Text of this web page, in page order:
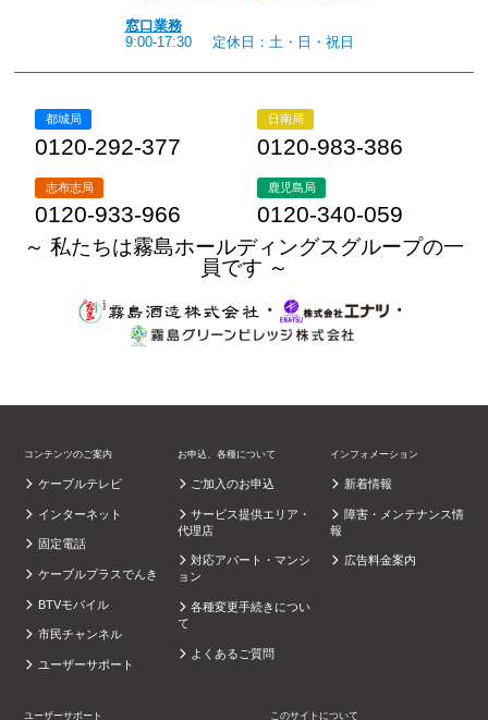
窓口業務
9:00-17:30
定休日：土・日・祝日
都城局
0120-292-377
日南局
0120-983-386
志布志局
0120-933-966
鹿児島局
0120-340-059
～ 私たちは霧島ホールディングスグループの一
員です ～
・
・
コンテンツのご案内
ケーブルテレビ
インターネット
固定電話
ケーブルプラスでんき
BTVモバイル
市民チャンネル
ユーザーサポート
お申込、各種について
ご加入のお申込
サービス提供エリア・
代理店
対応アパート・マンシ
ョン
各種変更手続きについ
て
よくあるご質問
インフォメーション
新着情報
障害・メンテナンス情
報
広告料金案内
ユーザーサポート このサイトについて